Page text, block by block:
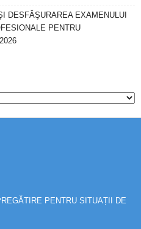
DESFĂŞURAREA EXAMENULUI
PENTRU
PENTRU SITUAȚII DE